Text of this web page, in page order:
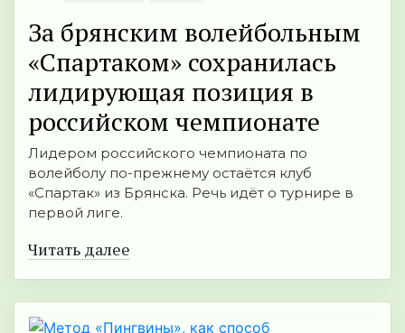
За брянским волейбольным
«Спартаком» сохранилась
лидирующая позиция в
российском чемпионате
Лидером российского чемпионата по
волейболу по-прежнему остаётся клуб
«Спартак» из Брянска. Речь идёт о турнире в
первой лиге.
Читать далее